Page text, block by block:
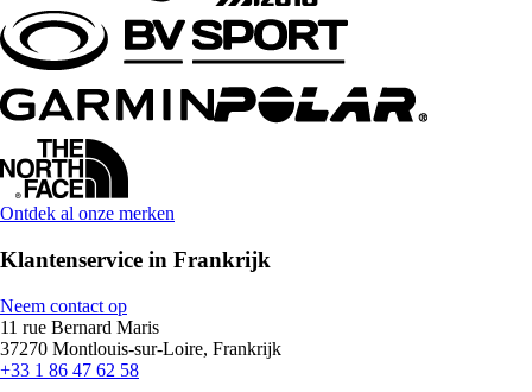
Ontdek al onze merken
Klantenservice in Frankrijk
Neem contact op
11 rue Bernard Maris
37270 Montlouis-sur-Loire, Frankrijk
+33 1 86 47 62 58